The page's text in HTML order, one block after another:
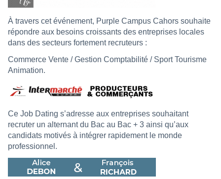
À travers cet événement, Purple Campus Cahors souhaite
répondre aux besoins croissants des entreprises locales
dans des secteurs fortement recruteurs :
Commerce Vente / Gestion Comptabilité / Sport Tourisme
Animation.
Ce Job Dating s’adresse aux entreprises souhaitant
recruter un alternant du Bac au Bac + 3 ainsi qu’aux
candidats motivés à intégrer rapidement le monde
professionnel.